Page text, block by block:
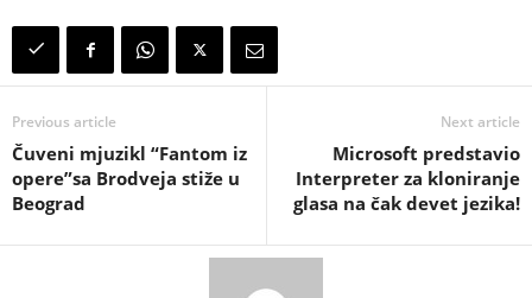
Previous article
Čuveni mjuzikl “Fantom iz
opere”sa Brodveja stiže u
Beograd
Next article
Microsoft predstavio
Interpreter za kloniranje
glasa na čak devet jezika!